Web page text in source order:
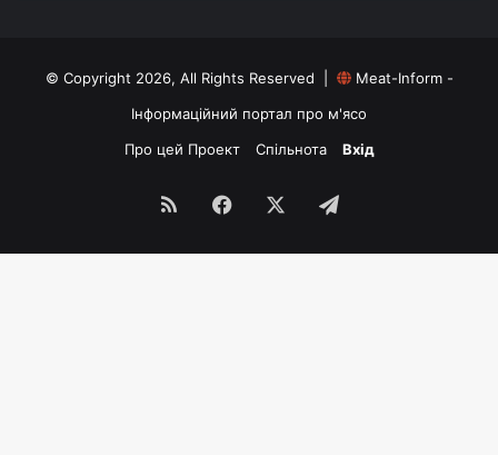
© Copyright 2026, All Rights Reserved |
Meat-Inform -
Інформаційний портал про м'ясо
Про цей Проект
Спільнота Вхід
RSS Facebook